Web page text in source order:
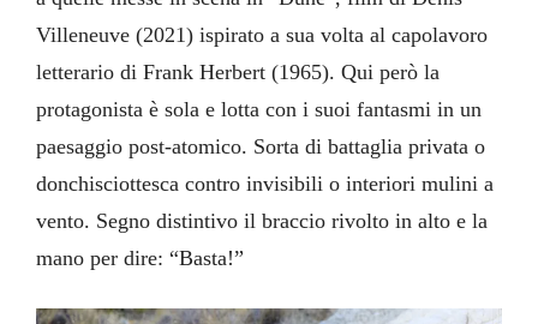
Villeneuve (2021) ispirato a sua volta al capolavoro
letterario di Frank Herbert (1965). Qui però la
protagonista è sola e lotta con i suoi fantasmi in un
paesaggio post-atomico. Sorta di battaglia privata o
donchisciottesca contro invisibili o interiori mulini a
vento. Segno distintivo il braccio rivolto in alto e la
mano per dire: “Basta!”